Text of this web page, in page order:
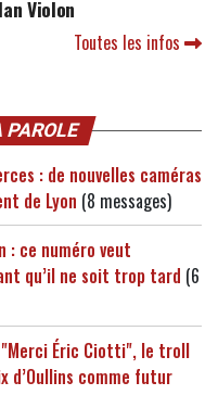
Violon
Toutes les infos
PAROLE
: de nouvelles caméras
de Lyon (8 messages)
: ce numéro veut
qu’il ne soit trop tard (6
"Merci Éric Ciotti", le troll
d’Oullins comme futur